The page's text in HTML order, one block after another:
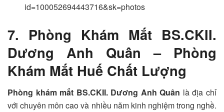
id=100052694443716&sk=photos
7. Phòng Khám Mắt BS.CKII.
Dương Anh Quân – Phòng
Khám Mắt Huế Chất Lượng
Phòng khám mắt BS.CKII. Dương Anh Quân là địa chỉ
với chuyên môn cao và nhiều năm kinh nghiệm trong nghề.